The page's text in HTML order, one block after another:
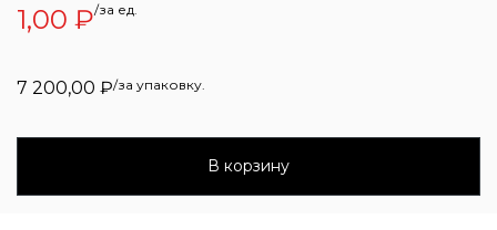
1,00 ₽/за ед.
7 200,00 ₽/за упаковку.
В корзину